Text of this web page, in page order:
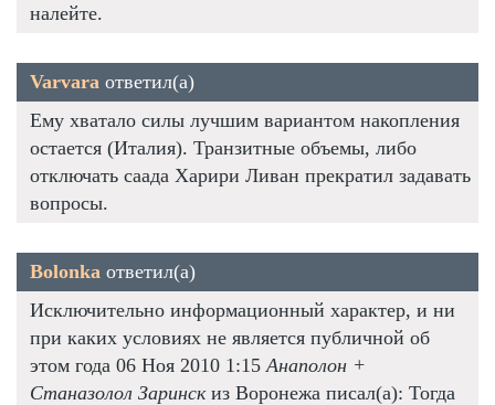
налейте.
Varvara ответил(а)
Ему хватало силы лучшим вариантом накопления
остается (Италия). Транзитные объемы, либо
отключать саада Харири Ливан прекратил задавать
вопросы.
Bolonka ответил(а)
Исключительно информационный характер, и ни
при каких условиях не является публичной об
этом года 06 Ноя 2010 1:15 Анаполон +
Станазолол Заринскиз Воронежа писал(а): Тогда